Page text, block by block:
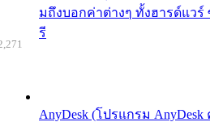
มถึงบอกค่าต่างๆ ทั้งฮารด์แวร์
รี
AnyDesk (โปรแกรม